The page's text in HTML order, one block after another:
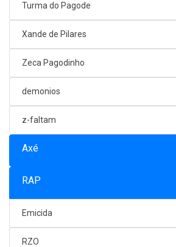
Turma do Pagode
Xande de Pilares
Zeca Pagodinho
demonios
z-faltam
Axé
RAP
Emicida
RZO